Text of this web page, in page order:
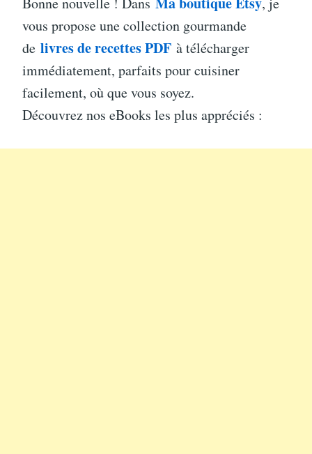
vous propose une collection gourmande
de livres de recettes PDF à télécharger
immédiatement, parfaits pour cuisiner
facilement, où que vous soyez.
Découvrez nos eBooks les plus appréciés :